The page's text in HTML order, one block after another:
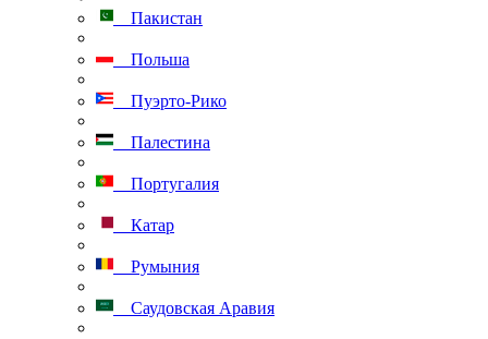
Пакистан
Польша
Пуэрто-Рико
Палестина
Португалия
Катар
Румыния
Саудовская Аравия